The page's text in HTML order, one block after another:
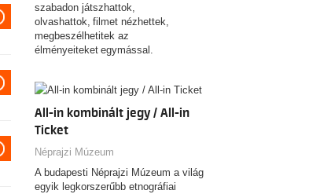
szabadon játszhattok,
olvashattok, filmet nézhettek,
megbeszélhetitek az
élményeiteket egymással.
All-in kombinált jegy / All-in
Ticket
Néprajzi Múzeum
A budapesti Néprajzi Múzeum a világ
egyik legkorszerűbb etnográfiai